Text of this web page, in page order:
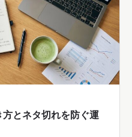
とネタ切れを防ぐ運